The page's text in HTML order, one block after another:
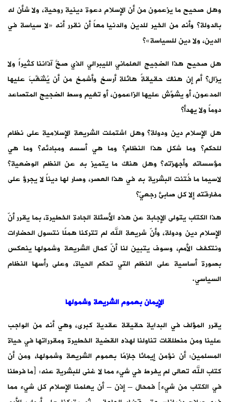
وهل صحيح ما يزعمون من أن الإسلام دعوة دينية روحية، ولا شأن له
بالدولة؟ وأنه من الخير للدين والدنيا معاً أن نقرر أنه «لا سياسة في
الدين، ولا دين للسياسة»؟
هل صحيح هذا الضجيج العلماني الليبرالي الذي صخَّ آذاننا كثيراً ولا
يزال؟ أم إن هناك حقيقةً هائلة أرسخ وأشمخ من أن يُشَغِّبَ عليها
المدعون، أو يشوِّش عليها الزاعمون، أو تغيم وسط الضجيج المتصاعد
دوماً ولا يهدأ؟
هل الإسلام دين ودولة؟ وهل اشتملت الشريعة الإسلامية على نظام
للحكم؟ وما شكل هذا النظام؟ وما هي أسسه ومبادئه؟ وما هي
مؤسساته وأجهزته؟ وهل هناك ما يتميز به عن النظم الوضعية؟
لاسيما ما فُتنت البشرية به في هذا العصر، وصار لها ديناً لا يجرؤ على
مفارقته إلا كل صابئ رجعيّ؟
هذا الكتاب يتولى الإجابة عن هذه الأسئلة الجادة الخطيرة، بما يقرر أنّ
الإسلام دين ودولة، وأنّ شريعة الله لم تتركنا هملًا نتسول الحضارات
ونتكفف الأمم، وسوف يتبين لنا أنّ كمال الشريعة وشمولها ينعكس
بصورة أساسية على النظم التي تحكم الحياة، وعلى رأسها النظام
السياسي.
الإيمان بعموم الشريعة وشمولها
يقرر المؤلف في البداية حقيقة عقدية كبرى، وهي أنه من الواجب
علينا ومن منطلقات تناولنا لهذه القضية الخطيرة ومقرراتها في حياة
المسلمين: أن نؤمن إيمانًا جازمًا بعموم الشريعة وشمولها، ومن أن
كتاب الله تعالى لم يفرط في شيء مما لا غنى للبشرية عنه: ﴿ما فرطنا
في الكتاب من شيء﴾ فمحال – إذن – أن يعلمنا الإسلام كل شيء مما